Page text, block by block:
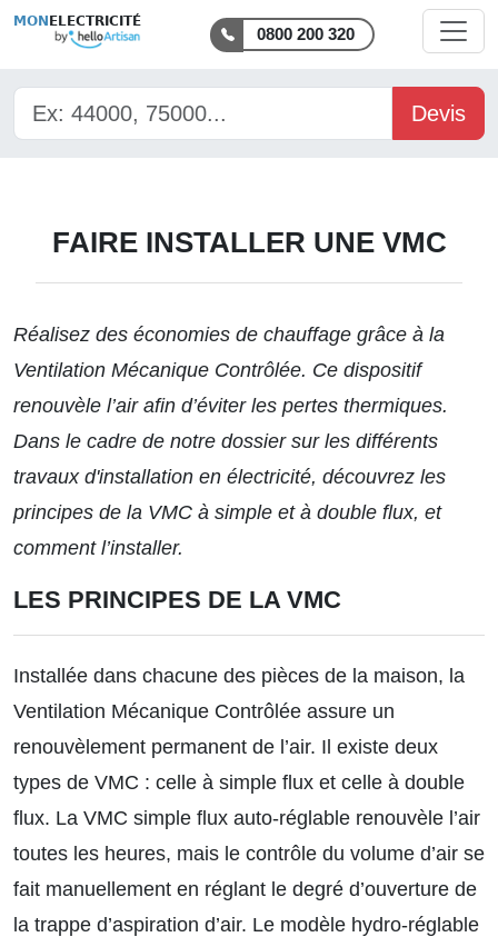
MON ELECTRICITÉ
0800 200 320
Devis
FAIRE INSTALLER UNE VMC
Réalisez des économies de chauffage grâce à la
Ventilation Mécanique Contrôlée. Ce dispositif
renouvèle l’air afin d’éviter les pertes thermiques.
Dans le cadre de notre dossier sur les différents
travaux d'installation en électricité, découvrez les
principes de la VMC à simple et à double flux, et
comment l’installer.
LES PRINCIPES DE LA VMC
Installée dans chacune des pièces de la maison, la
Ventilation Mécanique Contrôlée assure un
renouvèlement permanent de l’air. Il existe deux
types de VMC : celle à simple flux et celle à double
flux. La VMC simple flux auto-réglable renouvèle l’air
toutes les heures, mais le contrôle du volume d’air se
fait manuellement en réglant le degré d’ouverture de
la trappe d’aspiration d’air. Le modèle hydro-réglable